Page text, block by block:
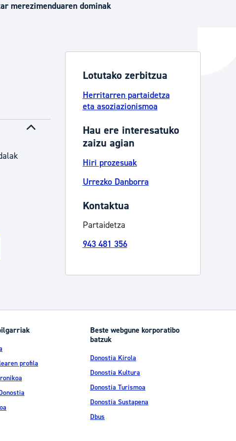
Eskubideak eta bizikidetza
Tramitaziorako laguntza
merezimenduaren dominak
Lotutako zerbitzua
Herritarren partaidetza
eta asoziazionismoa
Hau ere interesatuko
zaizu agian
Hiri prozesuak
Urrezko Danborra
Kontaktua
Partaidetza
943 481 356
profila
Beste webgune korporatibo
batzuk
Donostia Kirola
Donostia Kultura
Donostia Turismoa
Donostia Sustapena
Dbus